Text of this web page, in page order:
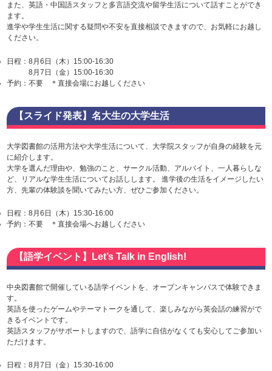
また、英語・中国語スタッフと多言語交流や留学生活について話すことができ
ます。
進学や学生生活に関する疑問や不安を直接相談できますので、お気軽にお越し
ください。
日程：8月6日（木）15:00-16:30
8月7日（金）15:00-16:30
予約：不要 ＊直接会場にお越しください
【スライド発表】名大生の大学生活
大学図書館の活用方法や大学生活について、大学院スタッフが自身の経験を元
に紹介します。
大学を選んだ理由や、勉強のこと、サークル活動、アルバイト、一人暮らしな
ど、リアルな学生生活についてお話しします。 進学後の生活をイメージしたい
方、先輩の体験談を聞いてみたい方、ぜひご参加ください。
日程：8月6日（木）15:30-16:00
予約：不要 ＊直接会場へお越しください
【語学イベント】Let’s Talk in English!
中央図書館で開催している語学イベントを、オープンキャンパスで体験できま
す。
英語を使ったゲームやテーマトークを通して、楽しみながら英会話の練習がで
きるイベントです。
英語スタッフがサポートしますので、語学に自信がなくても安心してご参加い
ただけます。
日程：8月7日（金）15:30-16:00